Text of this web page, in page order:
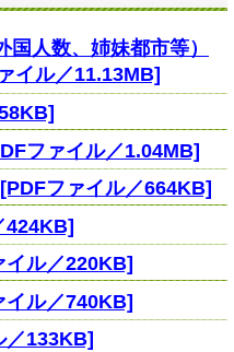
国人数、姉妹都市等）
イル／11.13MB]
ファイル／1.04MB]
ファイル／664KB]
424KB]
ル／220KB]
イル／740KB]
／133KB]